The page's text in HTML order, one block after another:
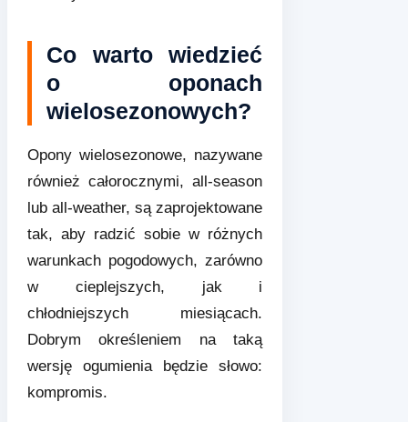
Co warto wiedzieć
o oponach
wielosezonowych?
Opony wielosezonowe, nazywane
również całorocznymi, all-season
lub all-weather, są zaprojektowane
tak, aby radzić sobie w różnych
warunkach pogodowych, zarówno
w cieplejszych, jak i
chłodniejszych miesiącach.
Dobrym określeniem na taką
wersję ogumienia będzie słowo:
kompromis.